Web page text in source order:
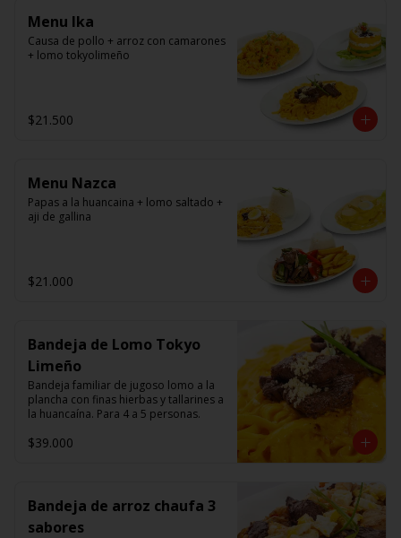
Menu Ika
Causa de pollo + arroz con camarones
+ lomo tokyolimeño
$21.500
Menu Nazca
Papas a la huancaina + lomo saltado +
aji de gallina
$21.000
Bandeja de Lomo Tokyo
Limeño
Bandeja familiar de jugoso lomo a la
plancha con finas hierbas y tallarines a
la huancaína. Para 4 a 5 personas.
$39.000
Bandeja de arroz chaufa 3
sabores